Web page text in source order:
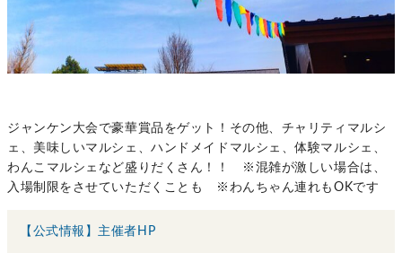
ジャンケン大会で豪華賞品をゲット！その他、チャリティマルシ
ェ、美味しいマルシェ、ハンドメイドマルシェ、体験マルシェ、
わんこマルシェなど盛りだくさん！！ ※混雑が激しい場合は、
入場制限をさせていただくことも ※わんちゃん連れもOKです
【公式情報】主催者HP